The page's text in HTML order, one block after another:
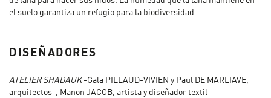
el suelo garantiza un refugio para la biodiversidad.
DISEÑADORES
ATELIER SHADAUK-Gala PILLAUD-VIVIEN y Paul DE MARLIAVE,
arquitectos-, Manon JACOB, artista y diseñador textil